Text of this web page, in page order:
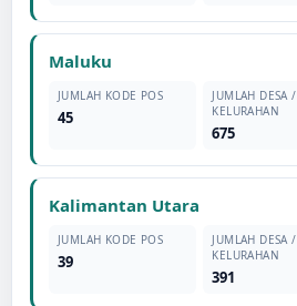
Maluku
JUMLAH KODE POS
45
JUMLAH DESA /
KELURAHAN
675
Kalimantan Utara
JUMLAH KODE POS
39
JUMLAH DESA /
KELURAHAN
391